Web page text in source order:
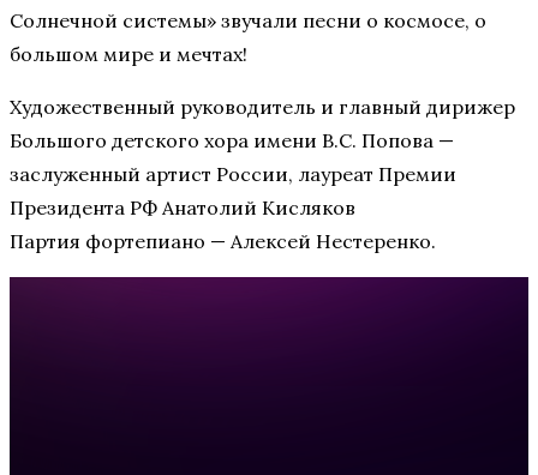
Солнечной системы» звучали песни о космосе, о
большом мире и мечтах!
Художественный руководитель и главный дирижер
Большого детского хора имени В.С. Попова —
заслуженный артист России, лауреат Премии
Президента РФ Анатолий Кисляков
Партия фортепиано — Алексей Нестеренко.